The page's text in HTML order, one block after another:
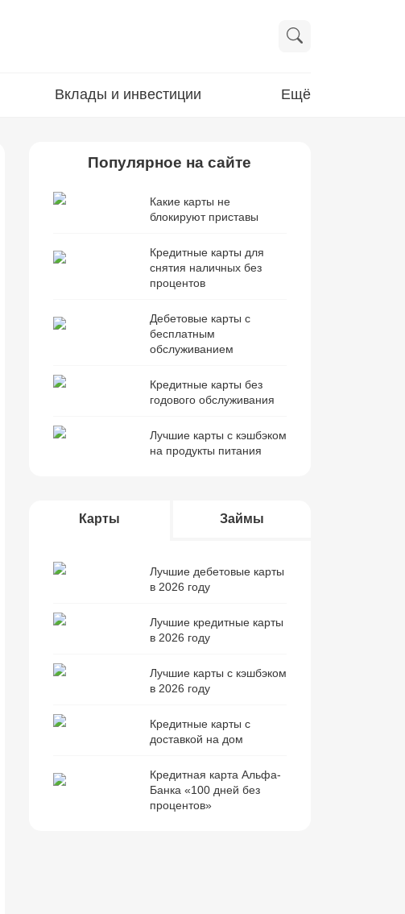
Вклады и инвестиции Ещё
Популярное на сайте
Какие карты не
блокируют приставы
Кредитные карты для
снятия наличных без
процентов
Дебетовые карты с
бесплатным
обслуживанием
Кредитные карты без
годового обслуживания
Лучшие карты с кэшбэком
на продукты питания
Карты Займы
Лучшие дебетовые карты
в 2026 году
Лучшие кредитные карты
в 2026 году
Лучшие карты с кэшбэком
в 2026 году
Кредитные карты с
доставкой на дом
Кредитная карта Альфа-
Банка «100 дней без
процентов»